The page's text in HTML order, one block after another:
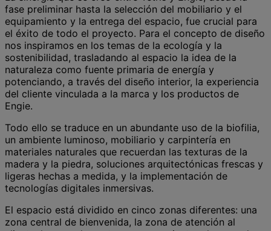
fase preliminar hasta la selección del mobiliario y el
equipamiento y la entrega del espacio, fue crucial para
el éxito de todo el proyecto. Para el concepto de diseño
nos inspiramos en los temas de la ecología y la
sostenibilidad, trasladando al espacio la idea de la
naturaleza como fuente primaria de energía y
potenciando, a través del diseño interior, la experiencia
del cliente vinculada a la marca y los productos de
Engie.
Todo ello se traduce en un abundante uso de la biofilia,
un ambiente luminoso, mobiliario y carpintería en
materiales naturales que recuerdan las texturas de la
madera y la piedra, soluciones arquitectónicas frescas y
ligeras hechas a medida, y la implementación de
tecnologías digitales inmersivas.
El espacio está dividido en cinco zonas diferentes: una
zona central de bienvenida, la zona de atención al